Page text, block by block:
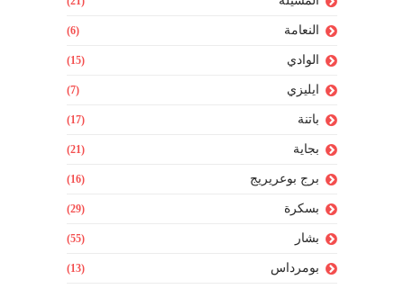
النعامة (6)
الوادي (15)
ايليزي (7)
باتنة (17)
بجاية (21)
برج بوعريريج (16)
بسكرة (29)
بشار (55)
بومرداس (13)